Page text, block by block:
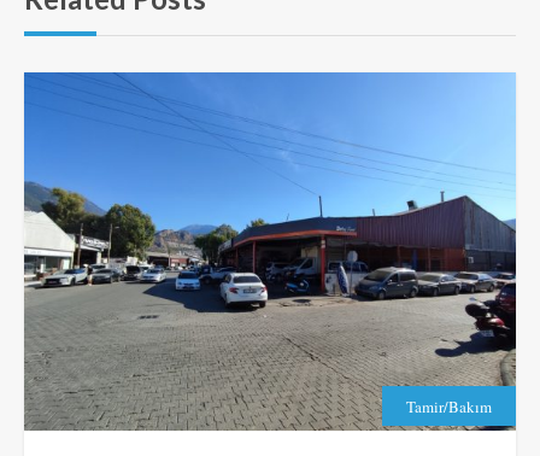
Tamir/Bakım